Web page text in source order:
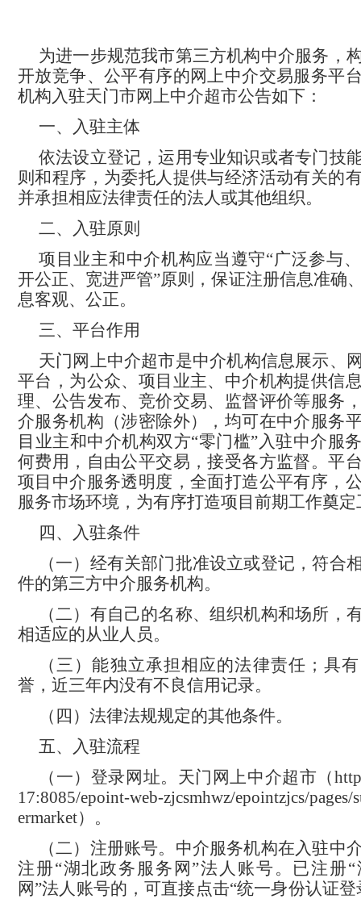
为进一步规范我市第三方机构中介服务，
开放竞争、公平有序的网上中介交易服务平
机构入驻天门市网上中介超市公告如下：
一、入驻主体
依法设立登记，运用专业知识或者专门技
则和程序，为委托人提供与经济活动有关的
并承担相应法律责任的法人或其他组织。
二、入驻原则
项目业主和中介机构应当遵守“广泛参与
开公正、宽进严管”原则，保证注册信息准确
息客观、公正。
三、平台作用
天门网上中介超市是中介机构信息展示、
平台，为公众、项目业主、中介机构提供信
理、公告发布、竞价交易、监督评价等服务
介服务机构（涉密除外），均可在中介服务
目业主和中介机构双方“零门槛”入驻中介服
何费用，自由公平交易，接受各方监督。平
项目中介服务透明度，全面打造公平有序，
服务市场环境，为有序打造项目前期工作奠
四、入驻条件
（一）经有关部门批准设立或登记，符合
件的第三方中介服务机构。
（二）有自己的名称、组织机构和场所，
相适应的从业人员。
（三）能独立承担相应的法律责任；具
誉，近三年内没有不良信用记录。
（四）法律法规规定的其他条件。
五、入驻流程
（一）登录网址。 天门网上中介超市 （
17:8085/epoint-web-zjcsmhwz/epointzjcs/pages/
ermarket）。
（二）注册账号。中介服务机构在入驻中
注册“湖北政务服务网”法人账号。已注册
网”法人账号的，可直接点击“统一身份认证